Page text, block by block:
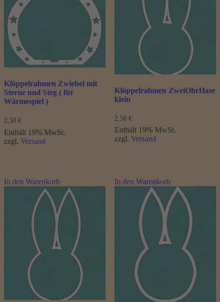
Klöppelrahmen Zwiebel mit
Sterne und Steg ( für
Wärmespiel )
2,50 €
Enthält 19% MwSt.
zzgl. Versand
Klöppelrahmen ZweiOhrHase
klein
2,50 €
Enthält 19% MwSt.
zzgl. Versand
In den Warenkorb In den Warenkorb